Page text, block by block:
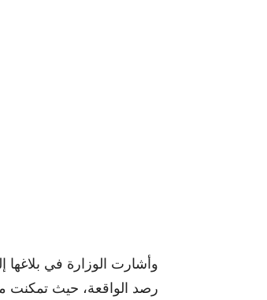
وأشارت الوزارة في بلاغها
رصد الواقعة، حيث تمكنت